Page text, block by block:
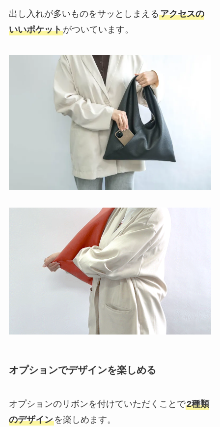
出し入れが多いものをサッとしまえるアクセスの
いいポケットがついています。
オプションでデザインを楽しめる
オプションのリボンを付けていただくことで2種類
のデザインを楽しめます。